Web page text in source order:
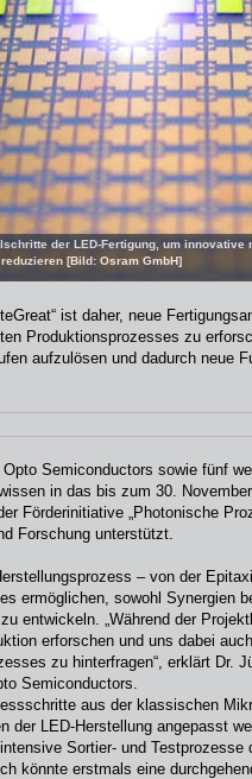
der LED-Fertigung, um
[Bild: Osram GmbH]
ist daher, neue
Produktionsprozesses zu
aufzulösen und dadurch neue
Semiconductors sowie fünf
in das bis zum 30.
Förderinitiative „Photonische
Forschung unterstützt.
– von der
ermöglichen, sowohl Synergien
entwickeln. „Während der
erforschen und uns dabei
zu hinterfragen“, erklärt Dr.
Semiconductors.
aus der klassischen
der LED-Herstellung angepasst
Sortier- und Testprozesse
könnte erstmals eine